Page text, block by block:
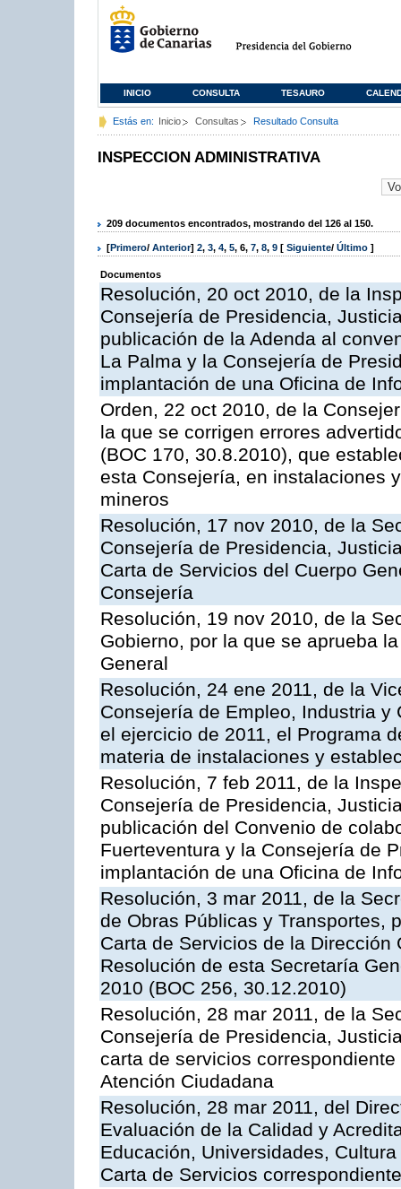
INICIO CONSULTA TESAURO
Estás en: Inicio Consultas Resultado Consulta
INSPECCION ADMINISTRATIVA
209 documentos encontrados, mostrando del 126 al 150.
[Primero/ Anterior] 2, 3, 4, 5, 6, 7, 8, 9 [ Siguiente/ Último ]
Documentos
Resolución, 20 oct 2010, de la
Consejería de Presidencia,
publicación de la Adenda al
La Palma y la Consejería de
implantación de una Oficina de
Orden, 22 oct 2010, de la
la que se corrigen errores
(BOC 170, 30.8.2010), que
esta Consejería, en instalaciones
mineros
Resolución, 17 nov 2010, de la
Consejería de Presidencia,
Carta de Servicios del Cuerpo
Consejería
Resolución, 19 nov 2010, de la
Gobierno, por la que se aprueba
General
Resolución, 24 ene 2011, de la
Consejería de Empleo, Industria
el ejercicio de 2011, el Programa
materia de instalaciones y
Resolución, 7 feb 2011, de la
Consejería de Presidencia,
publicación del Convenio de
Fuerteventura y la Consejería de
implantación de una Oficina de
Resolución, 3 mar 2011, de la
de Obras Públicas y Transportes,
Carta de Servicios de la
Resolución de esta Secretaría
2010 (BOC 256, 30.12.2010)
Resolución, 28 mar 2011, de la
Consejería de Presidencia,
carta de servicios
Atención Ciudadana
Resolución, 28 mar 2011, del
Evaluación de la Calidad y
Educación, Universidades,
Carta de Servicios